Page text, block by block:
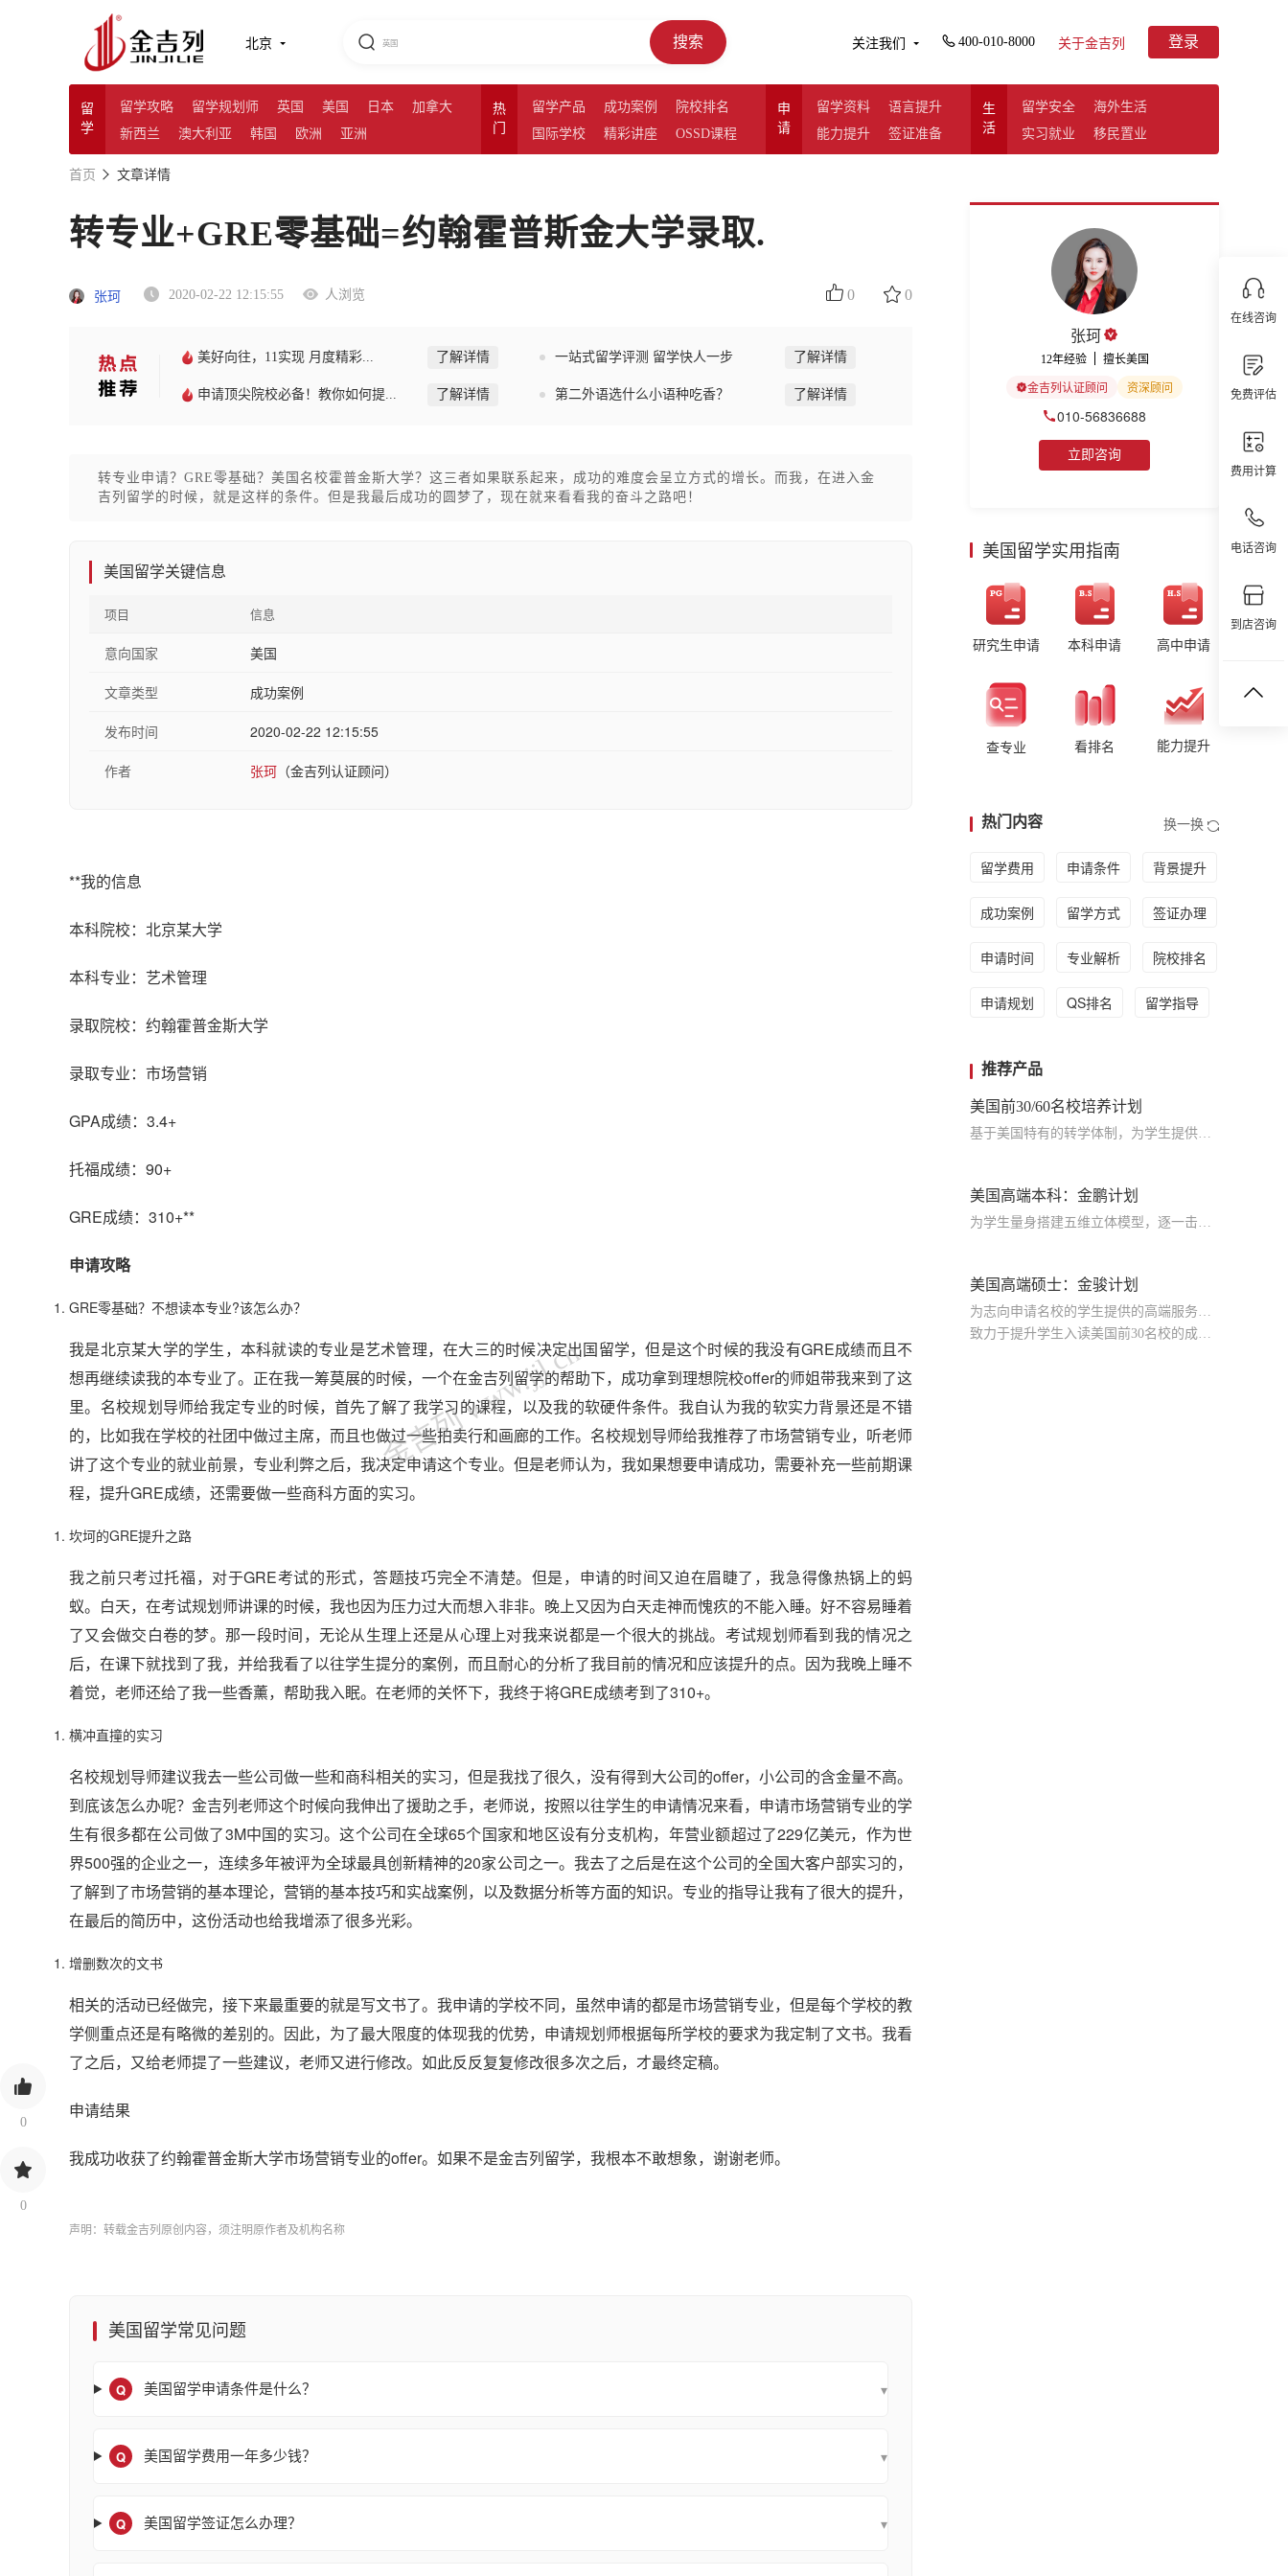
北京 搜索 关注我们 400-010-8000 关于金吉列 登录
留
学
留学攻略 留学规划师 英国 美国 日本
加拿大
新西兰
澳大利亚 韩国 欧洲 亚洲
热
门
留学产品 成功案例
院校排名
国际学校
精彩讲座 OSSD课程
申
请
留学资料
语言提升
能力提升
签证准备
生
活
留学安全
海外生活
实习就业
移民置业
在线咨询
免费评估
费用计算
电话咨询
到店咨询
0
0
首页 文章详情
转专业+GRE零基础=约翰霍普斯金大学录取.
张珂 2020-02-22 12:15:55 人浏览 0 0
美好向往，11实现 月度精彩... 了解详情 一站式留学评测 留学快人一步 了解详情
申请顶尖院校必备！教你如何提... 了解详情 第二外语选什么小语种吃香？ 了解详情
转专业申请？GRE零基础？美国名校霍普金斯大学？这三者如果联系起来，成功的难度会呈立方式的增长。而我，在进入金
吉列留学的时候，就是这样的条件。但是我最后成功的圆梦了，现在就来看看我的奋斗之路吧！
美国留学关键信息
项目 信息
意向国家 美国
文章类型 成功案例
发布时间 2020-02-22 12:15:55
作者 张珂 （金吉列认证顾问）
**我的信息
本科院校：北京某大学
本科专业：艺术管理
录取院校：约翰霍普金斯大学
录取专业：市场营销
GPA成绩：3.4+
托福成绩：90+
GRE成绩：310+**
申请攻略
GRE零基础？不想读本专业?该怎么办？
我是北京某大学的学生，本科就读的专业是艺术管理，在大三的时候决定出国留学，但是这个时候的我没有GRE成绩而且不
想再继续读我的本专业了。正在我一筹莫展的时候，一个在金吉列留学的帮助下，成功拿到理想院校offer的师姐带我来到了这
里。名校规划导师给我定专业的时候，首先了解了我学习的课程，以及我的软硬件条件。我自认为我的软实力背景还是不错
的，比如我在学校的社团中做过主席，而且也做过一些拍卖行和画廊的工作。名校规划导师给我推荐了市场营销专业，听老师
讲了这个专业的就业前景，专业利弊之后，我决定申请这个专业。但是老师认为，我如果想要申请成功，需要补充一些前期课
程，提升GRE成绩，还需要做一些商科方面的实习。
坎坷的GRE提升之路
我之前只考过托福，对于GRE考试的形式，答题技巧完全不清楚。但是，申请的时间又迫在眉睫了，我急得像热锅上的蚂
蚁。白天，在考试规划师讲课的时候，我也因为压力过大而想入非非。晚上又因为白天走神而愧疚的不能入睡。好不容易睡着
了又会做交白卷的梦。那一段时间，无论从生理上还是从心理上对我来说都是一个很大的挑战。考试规划师看到我的情况之
后，在课下就找到了我，并给我看了以往学生提分的案例，而且耐心的分析了我目前的情况和应该提升的点。因为我晚上睡不
着觉，老师还给了我一些香薰，帮助我入眠。在老师的关怀下，我终于将GRE成绩考到了310+。
横冲直撞的实习
名校规划导师建议我去一些公司做一些和商科相关的实习，但是我找了很久，没有得到大公司的offer，小公司的含金量不高。
到底该怎么办呢？金吉列老师这个时候向我伸出了援助之手，老师说，按照以往学生的申请情况来看，申请市场营销专业的学
生有很多都在公司做了3M中国的实习。这个公司在全球65个国家和地区设有分支机构，年营业额超过了229亿美元，作为世
界500强的企业之一，连续多年被评为全球最具创新精神的20家公司之一。我去了之后是在这个公司的全国大客户部实习的，
了解到了市场营销的基本理论，营销的基本技巧和实战案例，以及数据分析等方面的知识。专业的指导让我有了很大的提升，
在最后的简历中，这份活动也给我增添了很多光彩。
增删数次的文书
相关的活动已经做完，接下来最重要的就是写文书了。我申请的学校不同，虽然申请的都是市场营销专业，但是每个学校的教
学侧重点还是有略微的差别的。因此，为了最大限度的体现我的优势，申请规划师根据每所学校的要求为我定制了文书。我看
了之后，又给老师提了一些建议，老师又进行修改。如此反反复复修改很多次之后，才最终定稿。
申请结果
我成功收获了约翰霍普金斯大学市场营销专业的offer。如果不是金吉列留学，我根本不敢想象，谢谢老师。
金吉列 www.jjl.cn
声明：转载金吉列原创内容，须注明原作者及机构名称
美国留学常见问题
Q 美国留学申请条件是什么？ ▾
Q 美国留学费用一年多少钱？ ▾
Q 美国留学签证怎么办理？ ▾
张珂
12年经验 擅长美国
金吉列认证顾问 资深顾问
010-56836688
立即咨询
美国留学实用指南
研究生申请 本科申请 高中申请
查专业 看排名 能力提升
热门内容 换一换
留学费用 申请条件 背景提升
成功案例 留学方式 签证办理
申请时间 专业解析 院校排名
申请规划 QS排名 留学指导
推荐产品
美国前30/60名校培养计划
基于美国特有的转学体制，为学生提供包括学术、领导力、职业等在内的长时段服务，让学生既获得名校录取，又有读完名校的实力
美国高端本科：金鹏计划
为学生量身搭建五维立体模型，逐一击破痛点，致力于提高美国TOP30本科录取成功率
美国高端硕士：金骏计划
为志向申请名校的学生提供的高端服务产品
致力于提升学生入读美国前30名校的成功率